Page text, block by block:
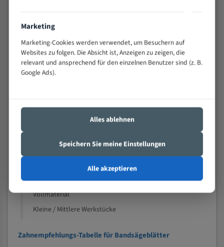
Technische Beschreibung:
Positiver Spanwinkel
Bandkörper aus hochlegiertem Federstahl
Nichteisenmetalle
Speziell entwickelt für Profile / Rohre
Vollmaterial
Kleine / Mittlere Werkstücke
Zahnempfehlungs-Tabelle für Bandsägeblätter
Marketing
Marketing-Cookies werden verwendet, um Besuchern auf
Websites zu folgen. Die Absicht ist, Anzeigen zu zeigen, die
relevant und ansprechend für den einzelnen Benutzer sind (z. B.
Google Ads).
Alles ablehnen
Speichern Sie meine Einstellungen
Alle akzeptieren